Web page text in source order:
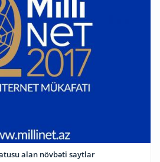
alan növbəti saytlar